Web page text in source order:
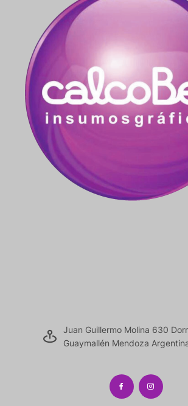
Juan Guillermo Molina 630
Guaymallén Mendoza